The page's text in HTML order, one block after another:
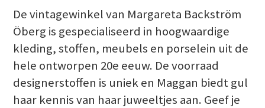
De vintagewinkel van Margareta Backström
Öberg is gespecialiseerd in hoogwaardige
kleding, stoffen, meubels en porselein uit de
hele ontworpen 20e eeuw. De voorraad
designerstoffen is uniek en Maggan biedt gul
haar kennis van haar juweeltjes aan. Geef je